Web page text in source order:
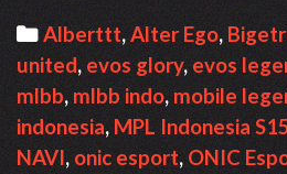
S15:
Hasil,
Jadwal,
Klasemen,
Format
Categories
Alberttt,Alter Ego,
united, evos glory, evos
mlbb, mlbb indo, mobile
indonesia, MPL Indonesia
NAVI, onic esport, ONIC